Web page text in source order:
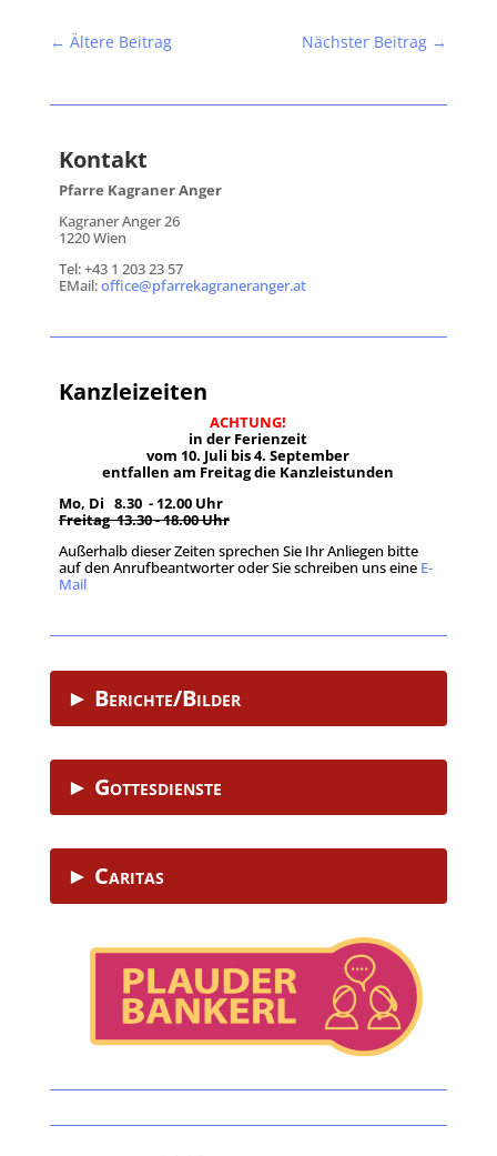
← Ältere Beitrag Nächster Beitrag →
Kontakt
Pfarre Kagraner Anger
Kagraner Anger 26
1220 Wien
Tel: +43 1 203 23 57
EMail:office@pfarrekagraneranger.at
Kanzleizeiten
ACHTUNG!
in der Ferienzeit
vom 10. Juli bis 4. September
entfallen am Freitag die Kanzleistunden
Mo, Di 8.30 - 12.00 Uhr
Freitag 13.30 - 18.00 Uhr
Außerhalb dieser Zeiten sprechen Sie Ihr Anliegen bitte
auf den Anrufbeantworter oder Sie schreiben uns eine E-
Mail.
► Berichte/Bilder
► Gottesdienste
► Caritas